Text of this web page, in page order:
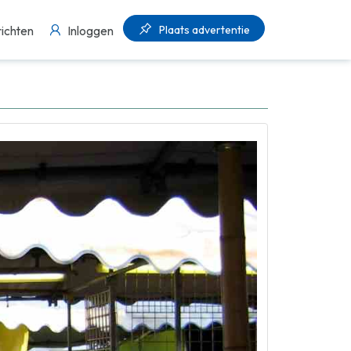
Inloggen Plaats advertentie